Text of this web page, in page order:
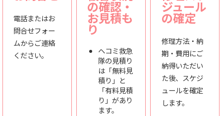
電話またはお
問合せフォー
ムからご連絡
ください。
の確認・
お見積も
り
ヘコミ救急
隊の見積り
は「無料見
積り」と
「有料見積
り」があり
ます。
ジュール
の確定
修理方法・納
期・費用にご
納得いただい
た後、スケジ
ュールを確定
します。